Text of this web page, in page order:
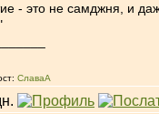
- это не самджня, и
СлаваА